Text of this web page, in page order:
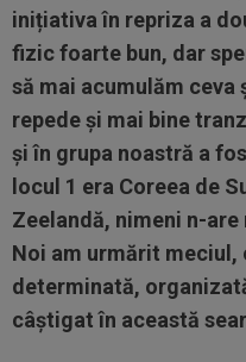
inițiativa în repriza a
fizic foarte bun, dar
să mai acumulăm ceva
repede și mai bine
și în grupa noastră a
locul 1 era Coreea de
Zeelandă, nimeni n-
Noi am urmărit meciul,
determinată,
câștigat în această